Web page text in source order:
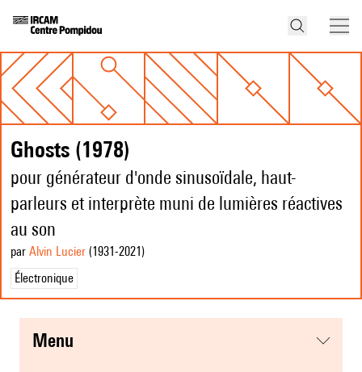
Ghosts (1978)
pour générateur d'onde sinusoïdale, haut-
parleurs et interprète muni de lumières réactives
au son
par Alvin Lucier (1931-2021 )
Électronique
menu